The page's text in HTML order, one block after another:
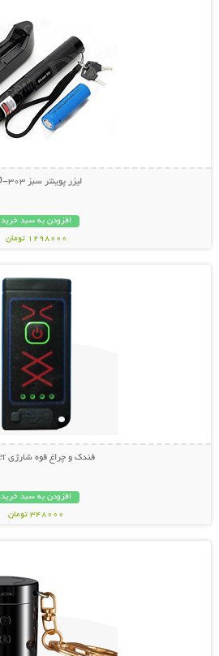
لیزر پوینتر سبز JD-303
افزودن به سبد خرید
1298000 تومان
فندک و چراغ قوه شارژی Lighter
افزودن به سبد خرید
348000 تومان